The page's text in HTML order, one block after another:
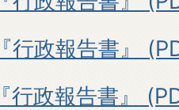
行政報告書』
行政報告書』